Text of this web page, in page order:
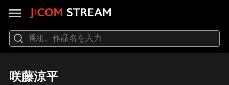
咲藤涼平